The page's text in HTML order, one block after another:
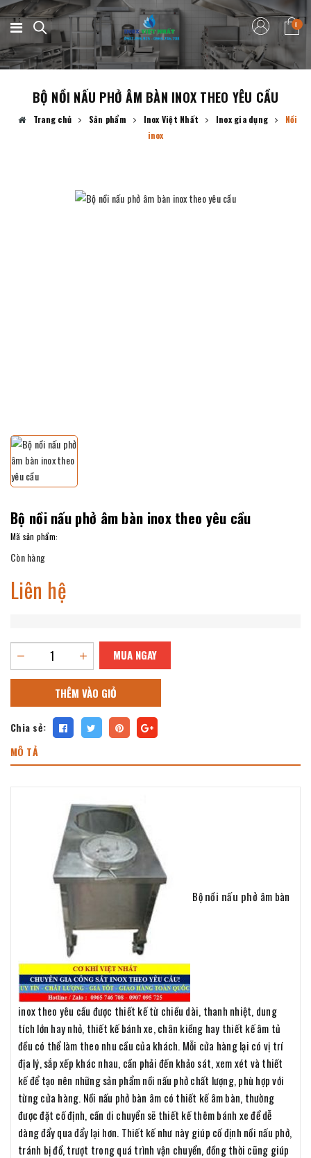
0
BỘ NỒI NẤU PHỞ ÂM BÀN INOX THEO YÊU CẦU
Trang chủ Sản phẩm Inox Việt Nhất Inox gia dụng
Nồi
inox
Bộ nồi nấu phở âm bàn inox theo yêu cầu
Mã sản phẩm:
Còn hàng
Liên hệ
MUA NGAY
THÊM VÀO GIỎ
Chia sẻ:
MÔ TẢ
Bộnồi nấu phở âm bàn
inox theo yêu cầu được thiết kế từ chiều dài, thanh nhiệt, dung
tích lớn hay nhỏ, thiết kế bánh xe, chân kiềng hay thiết kế âm tủ
đều có thể làm theo nhu cầu của khách. Mỗi cửa hàng lại có vị trí
địa lý, sắp xếp khác nhau, cần phải đến khảo sát, xem xét và thiết
kế để tạo nên những sản phẩm nồi nấu phở chất lượng, phù hợp với
từng cửa hàng. Nồi nấu phở bàn âm có thiết kế âm bàn, thường
được đặt cố định, cần di chuyển sẽ thiết kế thêm bánh xe để dễ
dàng đẩy qua đẩy lại hơn. Thiết kế như này giúp cố định nồi nấu phở,
tránh bị đổ, trượt trong quá trình vận chuyển, đồng thời cũng giúp